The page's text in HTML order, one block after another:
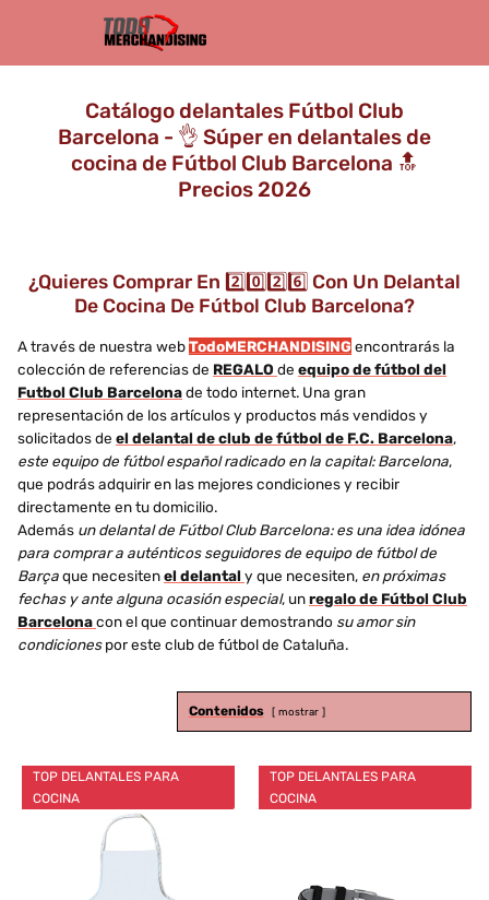
Catálogo delantales Fútbol Club
Barcelona - 👌 Súper en delantales de
cocina de Fútbol Club Barcelona 🔝
Precios 2026
¿Quieres Comprar En 2️⃣0️⃣2️⃣6️⃣ Con Un Delantal
De Cocina De Fútbol Club Barcelona?
A través de nuestra webTodoMERCHANDISINGencontrarás la
colección de referencias de REGALO de equipo de fútbol del
Futbol Club Barcelonade todo internet. Una gran
representación de los artículos y productos más vendidos y
solicitados de el delantal de club de fútbol de F.C. Barcelona,
este equipo de fútbol español radicado en la capital: Barcelona,
que podrás adquirir en las mejores condiciones y recibir
directamente en tu domicilio.
Además un delantal de Fútbol Club Barcelona: es una idea idónea
para comprar a auténticos seguidores de equipo de fútbol de
Barçaque necesitenel delantal y que necesiten, en próximas
fechas y ante alguna ocasión especial, unregalo de Fútbol Club
Barcelonacon el que continuar demostrando su amor sin
condicionespor este club de fútbol de Cataluña.
Contenidos mostrar
TOP DELANTALES PARA
COCINA
TOP DELANTALES PARA
COCINA